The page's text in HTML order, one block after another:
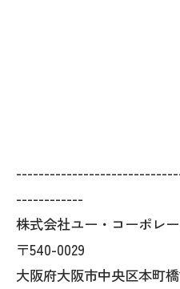
------------
株式会社ユー・コーポレ
〒540-0029
大阪府大阪市中央区本町